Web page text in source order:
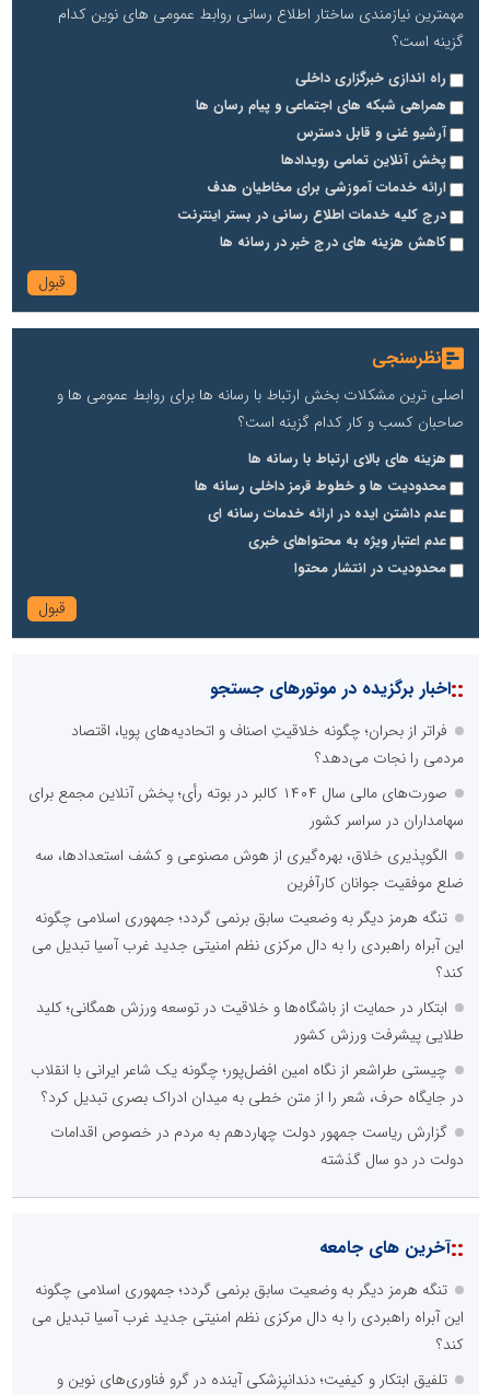
مهمترین نیازمندی ساختار اطلاع رسانی روابط عمومی های نوین کدام
گزینه است؟
راه اندازی خبرگزاری داخلی
همراهی شبکه های اجتماعی و پیام رسان ها
آرشیو غنی و قابل دسترس
پخش آنلاین تمامی رویدادها
ارائه خدمات آموزشی برای مخاطیان هدف
درج کلیه خدمات اطلاع رسانی در بستر اینترنت
کاهش هزینه های درج خبر در رسانه ها
نظرسنجی
اصلی ترین مشکلات بخش ارتباط با رسانه ها برای روابط عمومی ها و
صاحبان کسب و کار کدام گزینه است؟
هزینه های بالای ارتباط با رسانه ها
محدودیت ها و خطوط قرمز داخلی رسانه ها
عدم داشتن ایده در ارائه خدمات رسانه ای
عدم اعتبار ویژه به محتواهای خبری
محدودیت در انتشار محتوا
::اخبار برگزیده در موتورهای جستجو
فراتر از بحران؛ چگونه خلاقیتِ اصناف و اتحادیه‌های پویا، اقتصاد
مردمی را نجات می‌دهد؟
صورت‌های مالی سال ۱۴۰۴ کالبر در بوته رأی؛ پخش آنلاین مجمع برای
سهامداران در سراسر کشور
الگوپذیری خلاق، بهره‌گیری از هوش مصنوعی و کشف استعدادها، سه
ضلع موفقیت جوانان کارآفرین
تنگه هرمز دیگر به وضعیت سابق برنمی گردد؛ جمهوری اسلامی چگونه
این آبراه راهبردی را به دال مرکزی نظم امنیتی جدید غرب آسیا تبدیل می
کند؟
ابتکار در حمایت از باشگاه‌ها و خلاقیت در توسعه ورزش همگانی؛ کلید
طلایی پیشرفت ورزش کشور
چیستی طراشعر از نگاه امین افضل‌پور؛ چگونه یک شاعر ایرانی با انقلاب
در جایگاه حرف، شعر را از متن خطی به میدان ادراک بصری تبدیل کرد؟
گزارش ریاست جمهور دولت چهاردهم به مردم در خصوص اقدامات
دولت در دو سال گذشته
::آخرین های جامعه
تنگه هرمز دیگر به وضعیت سابق برنمی گردد؛ جمهوری اسلامی چگونه
این آبراه راهبردی را به دال مرکزی نظم امنیتی جدید غرب آسیا تبدیل می
کند؟
تلفیق ابتکار و کیفیت؛ دندانپزشکی آینده در گرو فناوری‌های نوین و